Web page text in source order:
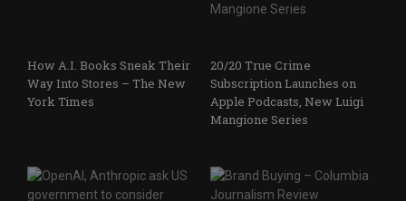
How A.I. Books Sneak Their
Way Into Stores – The New
York Times
20/20 True Crime
Subscription Launches on
Apple Podcasts, New Luigi
Mangione Series